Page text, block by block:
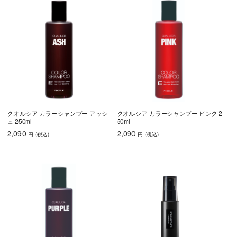
クオルシア カラーシャンプー アッシ
ュ 250ml
2,090 円 (税込)
クオルシア カラーシャンプー ピンク 2
50ml
2,090 円 (税込)